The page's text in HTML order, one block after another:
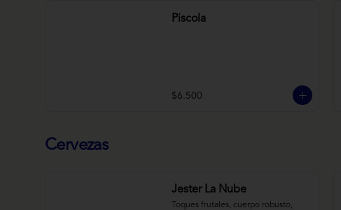
Piscola
$6.500
Cervezas
Jester La Nube
Toques frutales, cuerpo robusto,